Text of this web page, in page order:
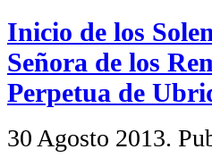
Inicio de los
Señora de los
Perpetua de
30 Agosto 2013.